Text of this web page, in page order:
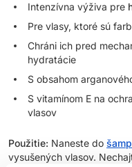
Intenzívna výživa pre
Pre vlasy, ktoré sú
Chráni ich pred
hydratácie
S obsahom
S vitamínom E na
vlasov
Použitie: Naneste do
vysušených vlasov.